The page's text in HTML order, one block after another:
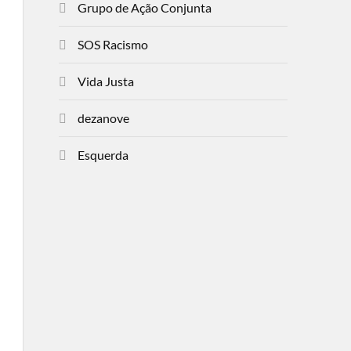
Grupo de Ação Conjunta
SOS Racismo
Vida Justa
dezanove
Esquerda